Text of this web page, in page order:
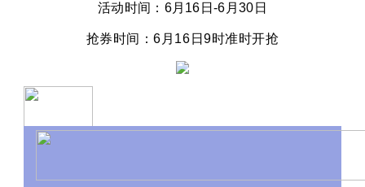
活动时间：6月16日-6月30日
抢券时间：6月16日9时准时开抢